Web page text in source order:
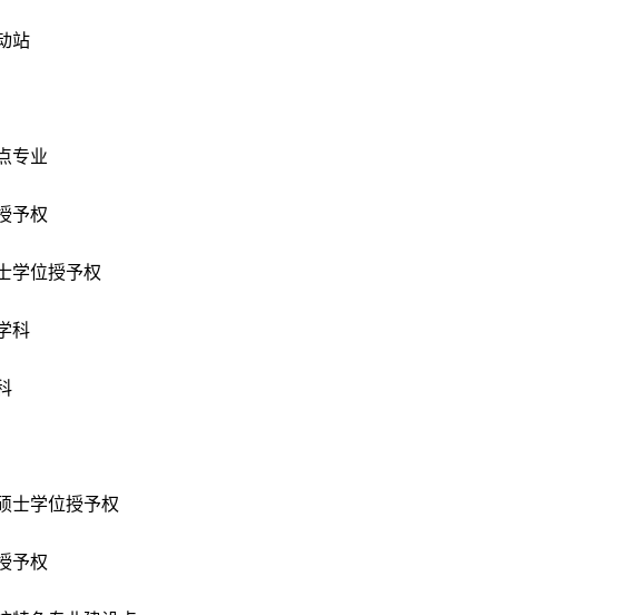
站
专业
予权
学位授予权
科
士学位授予权
予权